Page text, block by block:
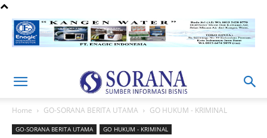
Home GO-SORANA BERITA UTAMA GO HUKUM - KRIMINAL
GO-SORANA BERITA UTAMA GO HUKUM - KRIMINAL